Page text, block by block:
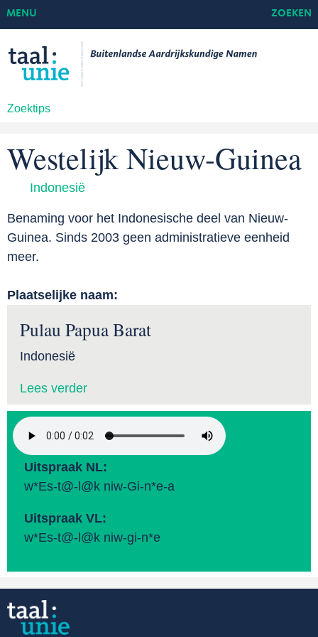
Zoektips
MENU ZOEKEN
Westelijk Nieuw-Guinea
Indonesië
Benaming voor het Indonesische deel van Nieuw-
Guinea. Sinds 2003 geen administratieve eenheid
meer.
Plaatselijke naam:
Pulau Papua Barat
Indonesië
Lees verder
Uitspraak NL:
w*Es-t@-l@k niw-Gi-n*e-a
Uitspraak VL:
w*Es-t@-l@k niw-gi-n*e